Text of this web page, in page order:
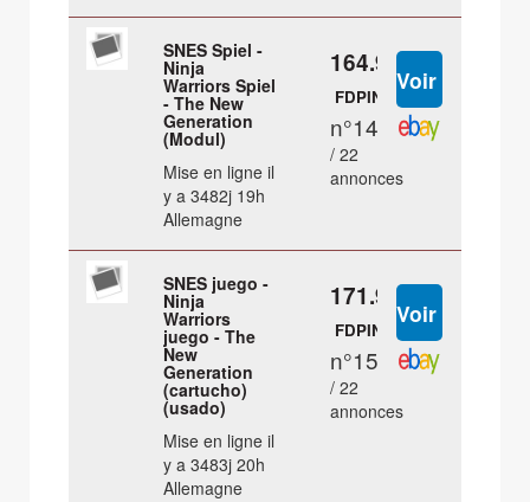
SNES Spiel -
Ninja
Warriors Spiel
- The New
Generation
(Modul)
Mise en ligne il
y a 3482j 19h
Allemagne
164.98 €
FDPIN
n°14
/ 22
annonces
SNES juego -
Ninja
Warriors
juego - The
New
Generation
(cartucho)
(usado)
Mise en ligne il
y a 3483j 20h
Allemagne
171.98 €
FDPIN
n°15
/ 22
annonces